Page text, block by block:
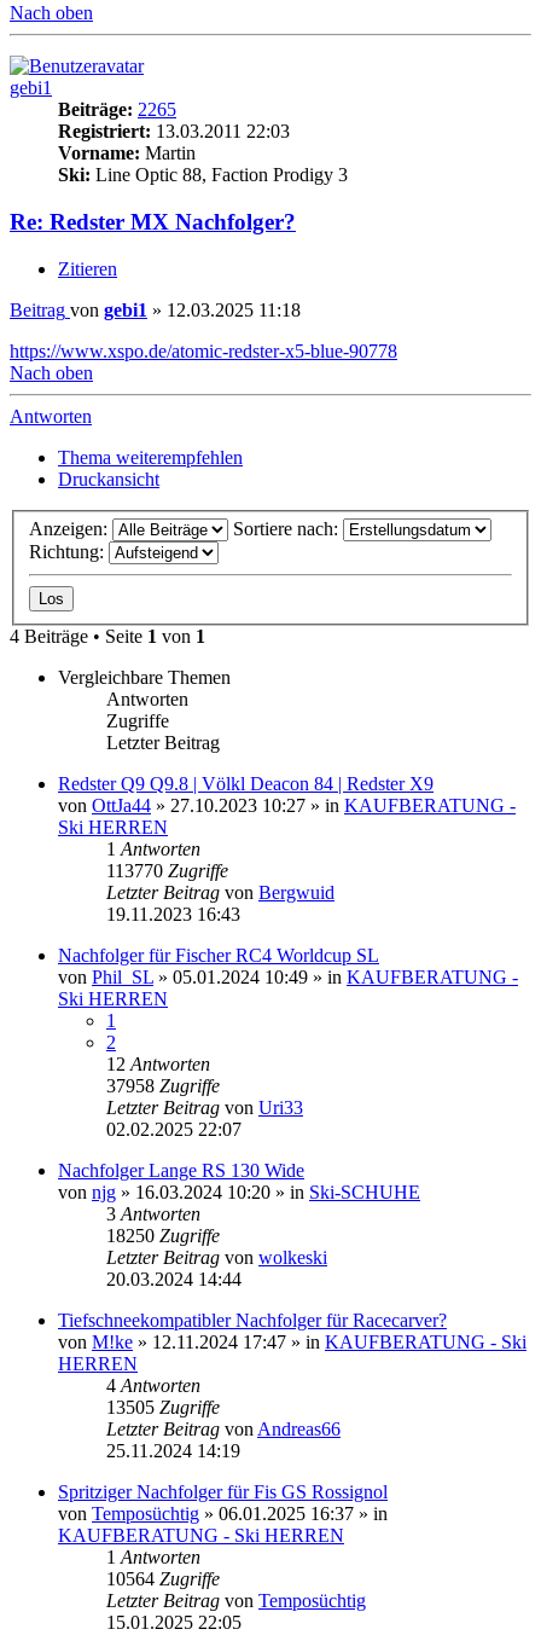
Nach oben
gebi1
Beiträge: 2265
Registriert: 13.03.2011 22:03
Vorname: Martin
Ski: Line Optic 88, Faction Prodigy 3
Re: Redster MX Nachfolger?
Zitieren
Beitrag von gebi1 » 12.03.2025 11:18
https://www.xspo.de/atomic-redster-x5-blue-90778
Nach oben
Antworten
Thema weiterempfehlen
Druckansicht
Anzeigen:
Sortiere nach:
Richtung:
4 Beiträge • Seite 1 von 1
Vergleichbare Themen
Antworten
Zugriffe
Letzter Beitrag
Redster Q9 Q9.8 | Völkl Deacon 84 | Redster X9
von OttJa44 » 27.10.2023 10:27 » in KAUFBERATUNG -
Ski HERREN
1 Antworten
113770 Zugriffe
Letzter Beitrag von Bergwuid
19.11.2023 16:43
Nachfolger für Fischer RC4 Worldcup SL
von Phil_SL » 05.01.2024 10:49 » in KAUFBERATUNG -
Ski HERREN
1
2
12 Antworten
37958 Zugriffe
Letzter Beitrag von Uri33
02.02.2025 22:07
Nachfolger Lange RS 130 Wide
von njg » 16.03.2024 10:20 » in Ski-SCHUHE
3 Antworten
18250 Zugriffe
Letzter Beitrag von wolkeski
20.03.2024 14:44
Tiefschneekompatibler Nachfolger für Racecarver?
von M!ke » 12.11.2024 17:47 » in KAUFBERATUNG - Ski
HERREN
4 Antworten
13505 Zugriffe
Letzter Beitrag von Andreas66
25.11.2024 14:19
Spritziger Nachfolger für Fis GS Rossignol
von Temposüchtig » 06.01.2025 16:37 » in
KAUFBERATUNG - Ski HERREN
1 Antworten
10564 Zugriffe
Letzter Beitrag von Temposüchtig
15.01.2025 22:05